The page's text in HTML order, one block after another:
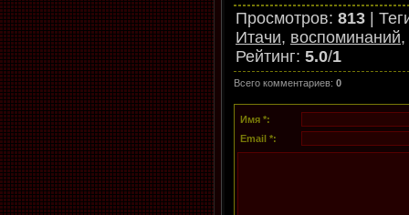
Просмотров: 813 |
Итачи, воспоминаний,
Рейтинг: 5.0/1
Всего комментариев: 0
Имя *:
Email *: